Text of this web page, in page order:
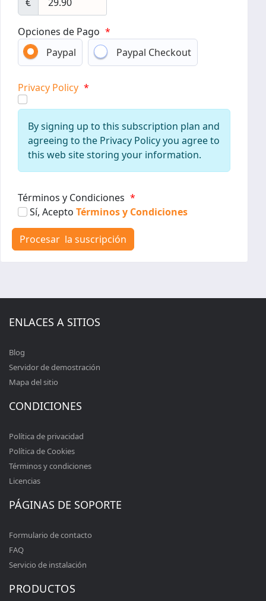
Opciones de Pago *
Paypal
Paypal Checkout
Privacy Policy *
By signing up to this subscription plan and
agreeing to the Privacy Policy you agree to
this web site storing your information.
Términos y Condiciones *
Sí, Acepto Términos y Condiciones
ENLACES A SITIOS
Blog
Servidor de demostración
Mapa del sitio
CONDICIONES
Política de privacidad
Política de Cookies
Términos y condiciones
Licencias
PÁGINAS DE SOPORTE
Formulario de contacto
FAQ
Servicio de instalación
PRODUCTOS